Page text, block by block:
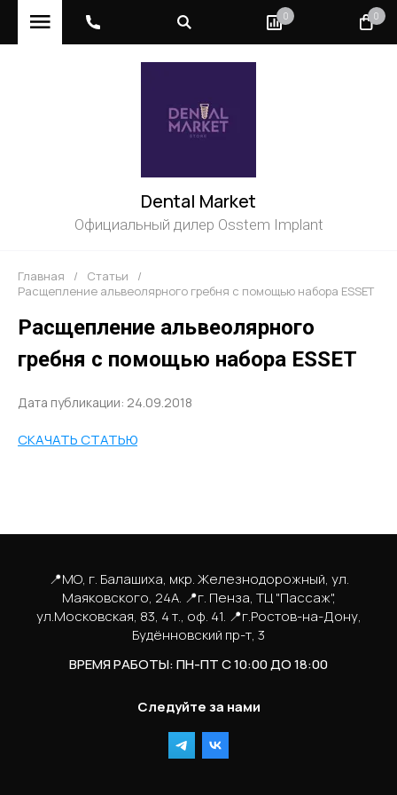
0 0
Dental Market
Официальный дилер Osstem Implant
Главная / Статьи
/
Расщепление альвеолярного гребня с помощью набора ESSET
Расщепление альвеолярного
гребня с помощью набора ESSET
Дата публикации: 24.09.2018
СКАЧАТЬ СТАТЬЮ
📍МО, г. Балашиха, мкр. Железнодорожный, ул.
Маяковского, 24А. 📍г. Пенза, ТЦ "Пассаж",
ул.Московская, 83, 4 т., оф. 41. 📍г.Ростов-на-Дону,
Будённовский пр-т, 3
ВРЕМЯ РАБОТЫ: ПН-ПТ С 10:00 ДО 18:00
Следуйте за нами